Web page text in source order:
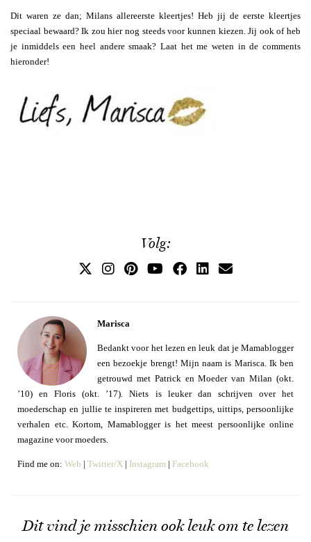
Dit waren ze dan; Milans allereerste kleertjes! Heb jij de eerste kleertjes
speciaal bewaard? Ik zou hier nog steeds voor kunnen kiezen. Jij ook of heb
je inmiddels een heel andere smaak? Laat het me weten in de comments
hieronder!
Volg:
Marisca
Bedankt voor het lezen en leuk dat je Mamablogger
een bezoekje brengt! Mijn naam is Marisca. Ik ben
getrouwd met Patrick en Moeder van Milan (okt.
’10) en Floris (okt. ’17). Niets is leuker dan schrijven over het
moederschap en jullie te inspireren met budgettips, uittips, persoonlijke
verhalen etc. Kortom, Mamablogger is het meest persoonlijke online
magazine voor moeders.
Find me on: Web | Twitter/X | Instagram | Facebook
Dit vind je misschien ook leuk om te lezen